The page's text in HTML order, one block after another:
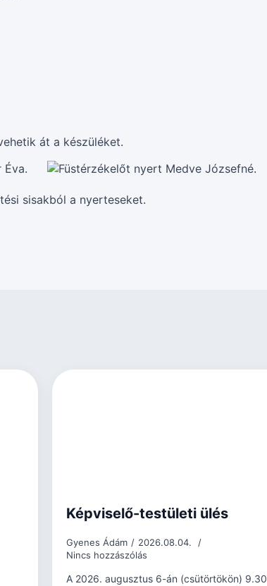
át a készüléket.
Képviselő-testületi ülés
Gyenes Ádám
2026.08.04.
Nincs hozzászólás
A 2026. augusztus 6-án (csütörtökön) 9.30